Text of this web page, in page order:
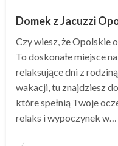
Domek z Jacuzzi
Czy wiesz, że Opolskie
To doskonałe miejsce
relaksujące dni z
wakacji, tu znajdziesz
które spełnią Twoje
relaks i wypoczynek w…
Opublikowane